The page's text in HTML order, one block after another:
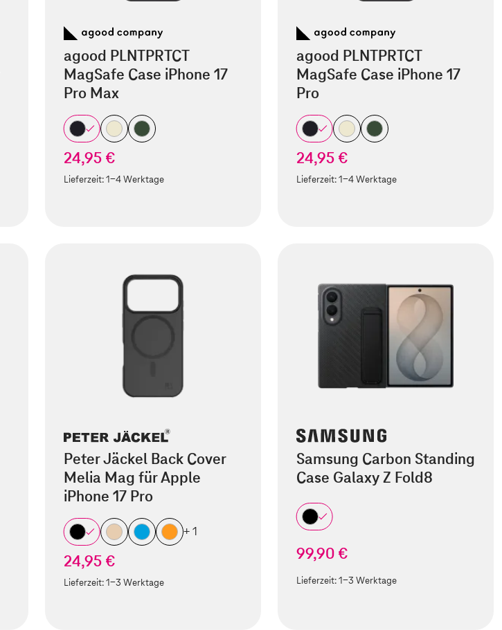
agood PLNTPRTCT
MagSafe Case iPhone 17
Pro Max
24,95 €
Lieferzeit:1-4 Werktage
agood PLNTPRTCT
MagSafe Case iPhone 17
Pro
24,95 €
Lieferzeit:1-4 Werktage
Peter Jäckel Back Cover
Melia Mag für Apple
iPhone 17 Pro
+ 1
24,95 €
Lieferzeit:1-3 Werktage
Samsung Carbon Standing
Case Galaxy Z Fold8
99,90 €
Lieferzeit:1-3 Werktage